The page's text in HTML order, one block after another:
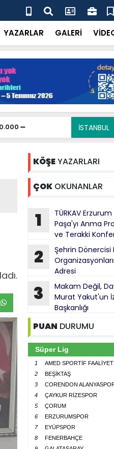
Dönercisi Dönerci Bey,
YAZARLAR GALERİ
KÖŞEYAZARLARI
ÇOKOKUNANLAR
1
TÜRKAV
Paşa'yı Anma
ve Terakki
2
Şehrin Dönercisi
Adresi
3
Makam Değil,
Murat Yakut'un
Başkanlığı
PUAN DURUMU
Süper Lig
1 AMED SPORTİF
2
BEŞİKTAŞ
3
CORENDON
4
ÇAYKUR RİZESPOR
5
ÇORUM
6
ERZURUMSPOR
7
EYÜPSPOR
8
FENERBAHÇE